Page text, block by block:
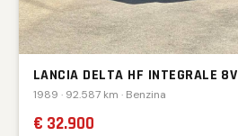
LANCIA DELTA HF INTEGRALE 8V
1989 · 92.587 km · Benzina
€ 32.900